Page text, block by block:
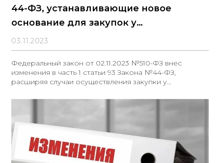
44-ФЗ, устанавливающие новое
основание для закупок у
единственного поставщика
03.11.2023
Федеральный закон от 02.11.2023 №510-ФЗ внес
изменения в часть 1 статьи 93 Закона №44-ФЗ,
расширяя случаи осуществления закупки у
исполнителя)